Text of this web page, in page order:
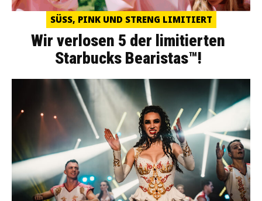
SÜSS, PINK UND STRENG LIMITIERT
Wir verlosen 5 der limitierten
Starbucks Bearistas™!